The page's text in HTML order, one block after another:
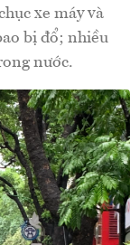
xe máy và
bị đổ; nhiều
nước.